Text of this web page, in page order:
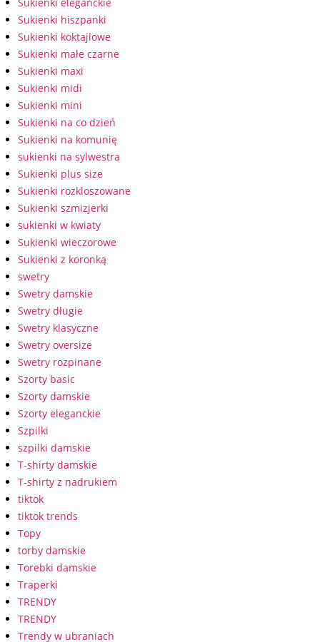
Sukienki hiszpanki
Sukienki koktajlowe
Sukienki małe czarne
Sukienki maxi
Sukienki midi
Sukienki mini
Sukienki na co dzień
Sukienki na komunię
sukienki na sylwestra
Sukienki plus size
Sukienki rozkloszowane
Sukienki szmizjerki
sukienki w kwiaty
Sukienki wieczorowe
Sukienki z koronką
swetry
Swetry damskie
Swetry długie
Swetry klasyczne
Swetry oversize
Swetry rozpinane
Szorty basic
Szorty damskie
Szorty eleganckie
Szpilki
szpilki damskie
T-shirty damskie
T-shirty z nadrukiem
tiktok
tiktok trends
Topy
torby damskie
Torebki damskie
Traperki
TRENDY
TRENDY
Trendy w ubraniach